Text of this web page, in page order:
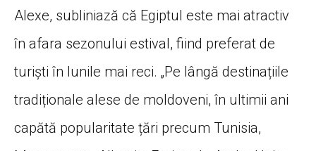
Alexe, subliniază că Egiptul este mai atractiv
în afara sezonului estival, fiind preferat de
turiști în lunile mai reci. „Pe lângă destinațiile
tradiționale alese de moldoveni, în ultimii ani
capătă popularitate țări precum Tunisia,